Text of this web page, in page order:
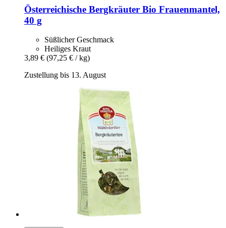
Österreichische Bergkräuter Bio Frauenmantel,
40 g
Süßlicher Geschmack
Heiliges Kraut
3,89 € (97,25 € / kg)
Zustellung bis 13. August